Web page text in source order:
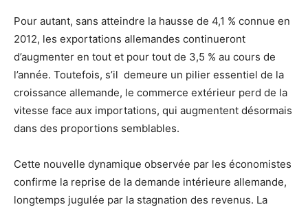
Pour autant, sans atteindre la hausse de 4,1 % connue en
2012, les exportations allemandes continueront
d’augmenter en tout et pour tout de 3,5 % au cours de
l’année. Toutefois, s’il demeure un pilier essentiel de la
croissance allemande, le commerce extérieur perd de la
vitesse face aux importations, qui augmentent désormais
dans des proportions semblables.
Cette nouvelle dynamique observée par les économistes
confirme la reprise de la demande intérieure allemande,
longtemps jugulée par la stagnation des revenus. La